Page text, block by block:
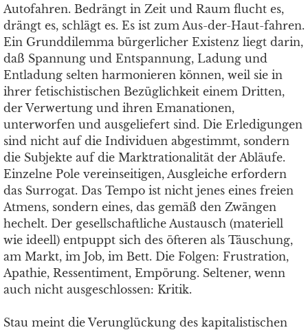
Autofahren. Bedrängt in Zeit und Raum flucht es,
drängt es, schlägt es. Es ist zum Aus-der-Haut-fahren.
Ein Grunddilemma bürgerlicher Existenz liegt darin,
daß Spannung und Entspannung, Ladung und
Entladung selten harmonieren können, weil sie in
ihrer fetischistischen Bezüglichkeit einem Dritten,
der Verwertung und ihren Emanationen,
unterworfen und ausgeliefert sind. Die Erledigungen
sind nicht auf die Individuen abgestimmt, sondern
die Subjekte auf die Marktrationalität der Abläufe.
Einzelne Pole vereinseitigen, Ausgleiche erfordern
das Surrogat. Das Tempo ist nicht jenes eines freien
Atmens, sondern eines, das gemäß den Zwängen
hechelt. Der gesellschaftliche Austausch (materiell
wie ideell) entpuppt sich des öfteren als Täuschung,
am Markt, im Job, im Bett. Die Folgen: Frustration,
Apathie, Ressentiment, Empörung. Seltener, wenn
auch nicht ausgeschlossen: Kritik.
Stau meint die Verunglückung des kapitalistischen